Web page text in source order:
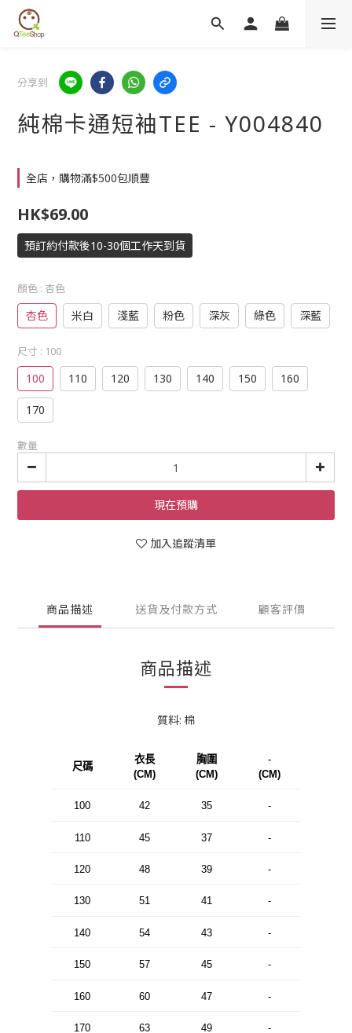
分享到
純棉卡通短袖TEE - Y004840
全店，購物滿$500包順豐
HK$69.00
預訂約付款後10-30個工作天到貨
顏色 : 杏色
杏色 米白 淺藍 粉色 深灰 綠色 深藍
尺寸 : 100
100 110 120 130 140 150 160
170
數量
現在預購
加入追蹤清單
商品描述 送貨及付款方式 顧客評價
商品描述
質料: 棉
尺碼
衣長
(CM)
胸圍
(CM)
-
(CM)
100 42 35 -
110 45 37 -
120 48 39 -
130 51 41 -
140 54 43 -
150 57 45 -
160 60 47 -
170 63 49 -